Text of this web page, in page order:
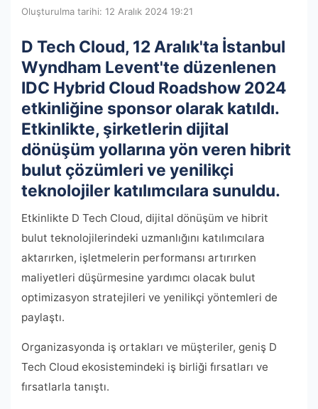
Oluşturulma tarihi: 12 Aralık 2024 19:21
D Tech Cloud, 12 Aralık'ta İstanbul
Wyndham Levent'te düzenlenen
IDC Hybrid Cloud Roadshow 2024
etkinliğine sponsor olarak katıldı.
Etkinlikte, şirketlerin dijital
dönüşüm yollarına yön veren hibrit
bulut çözümleri ve yenilikçi
teknolojiler katılımcılara sunuldu.
Etkinlikte D Tech Cloud, dijital dönüşüm ve hibrit
bulut teknolojilerindeki uzmanlığını katılımcılara
aktarırken, işletmelerin performansı artırırken
maliyetleri düşürmesine yardımcı olacak bulut
optimizasyon stratejileri ve yenilikçi yöntemleri de
paylaştı.
Organizasyonda iş ortakları ve müşteriler, geniş D
Tech Cloud ekosistemindeki iş birliği fırsatları ve
fırsatlarla tanıştı.